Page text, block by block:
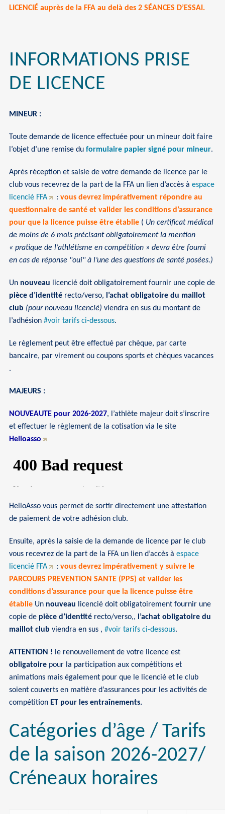
LICENCIÉ auprès de la FFA au delà des 2 SÉANCES D’ESSAI.
INFORMATIONS PRISE
DE LICENCE
MINEUR :
Toute demande de licence effectuée pour un mineur doit faire
l’objet d’une remise duformulaire papier signé pour mineur.
Après réception et saisie de votre demande de licence par le
club vous recevrez de la part de la FFA un lien d’accès àespace
licencié FFA
: vous devrez impérativement répondre au
questionnaire de santé et valider les conditions d’assurance
pour que la licence puisse être établie ( Un certificat médical
de moins de 6 mois précisant obligatoirement la mention
« pratique de l’athlétisme en compétition » devra être fourni
en cas de réponse "oui" à l’une des questions de santé posées.)
Un nouveau licencié doit obligatoirement fournir une copie de
pièce d’identité recto/verso,
l’achat obligatoire du maillot
club (pour nouveau licencié) viendra en sus du montant de
l’adhésion#voir tarifs ci-dessous.
Le règlement peut être effectué par chèque, par carte
bancaire, par virement ou coupons sports et chèques vacances
.
MAJEURS :
NOUVEAUTE pour 2026-2027, l’athlète majeur doit s’inscrire
et effectuer le règlement de la cotisation via le site
Helloasso
HelloAsso vous permet de sortir directement une attestation
de paiement de votre adhésion club.
Ensuite, après la saisie de la demande de licence par le club
vous recevrez de la part de la FFA un lien d’accès àespace
licencié FFA
:vous devrez impérativement y suivre le
PARCOURS PREVENTION SANTE (PPS) et valider les
conditions d’assurance pour que la licence puisse être
établie Un nouveau licencié doit obligatoirement fournir une
copie de pièce d’identité recto/verso,,
l’achat obligatoire du
maillot clubviendra en sus ,#voir tarifs ci-dessous.
ATTENTION ! le renouvellement de votre licence est
obligatoire pour la participation aux compétitions et
animations mais également pour que le licencié et le club
soient couverts en matière d’assurances pour les activités de
compétition ET pour les entraînements.
Catégories d’âge / Tarifs
de la saison 2026-2027/
Créneaux horaires